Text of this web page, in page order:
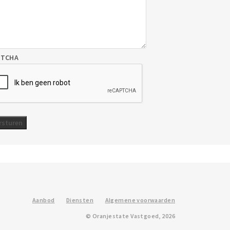
Aanbod Diensten Algemene voorwaarden
© Oranjestate Vastgoed, 2026